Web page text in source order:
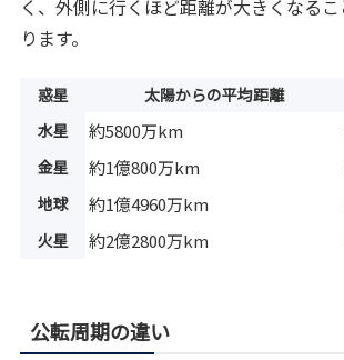
く、外側に行くほど距離が大きくなる
ります。
惑星 太陽からの平均距離
水星
約5800万km
金星 約1億800万km
地球 約1億4960万km
火星 約2億2800万km
公転周期の違い